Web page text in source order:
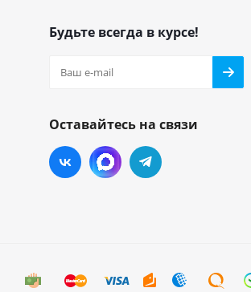
Будьте всегда в курсе!
Оставайтесь на связи